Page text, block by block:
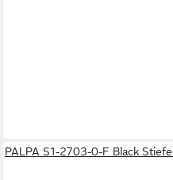
PALPA S1-2703-0-F Black Stiefel